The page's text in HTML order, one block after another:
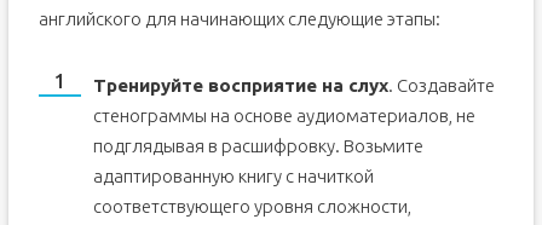
английского для начинающих следующие этапы:
Тренируйте восприятие на слух. Создавайте
стенограммы на основе аудиоматериалов, не
подглядывая в расшифровку. Возьмите
адаптированную книгу с начиткой
соответствующего уровня сложности,